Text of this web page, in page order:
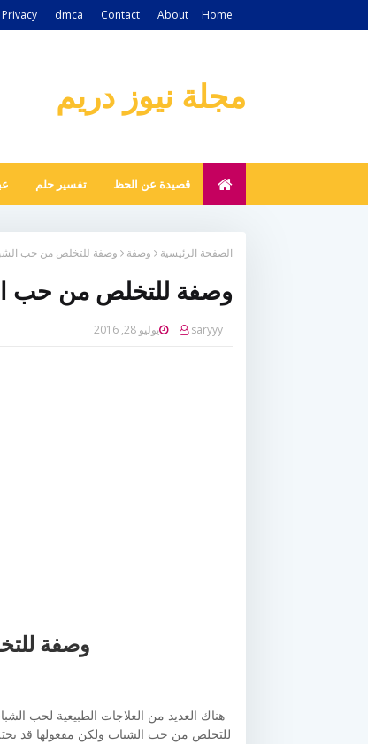
Home
About
Contact
dmca
Privacy
مجلة نيوز دريم
قصيدة عن الحظ تفسير حلم
الصفحة الرئيسية وصفة وصفة للتخلص من حب
وصفة للتخلص من حب
saryyy يوليو 28, 2016
وصفة
للتخلص من حب الشباب ولكن مفعولها قد